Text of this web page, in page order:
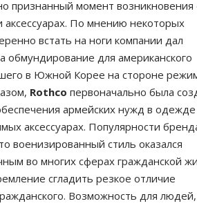
признанный момент возникновения
По мнению некоторых
встать на ноги компании дал
обмундирование для американского
в Южной Корее на стороне
Rothco первоначально была
армейских нужд в
аксессуарах. Популярности
военизированный стиль оказался
во многих сферах гражданской
сгладить резкое отличие
Возможность для людей,